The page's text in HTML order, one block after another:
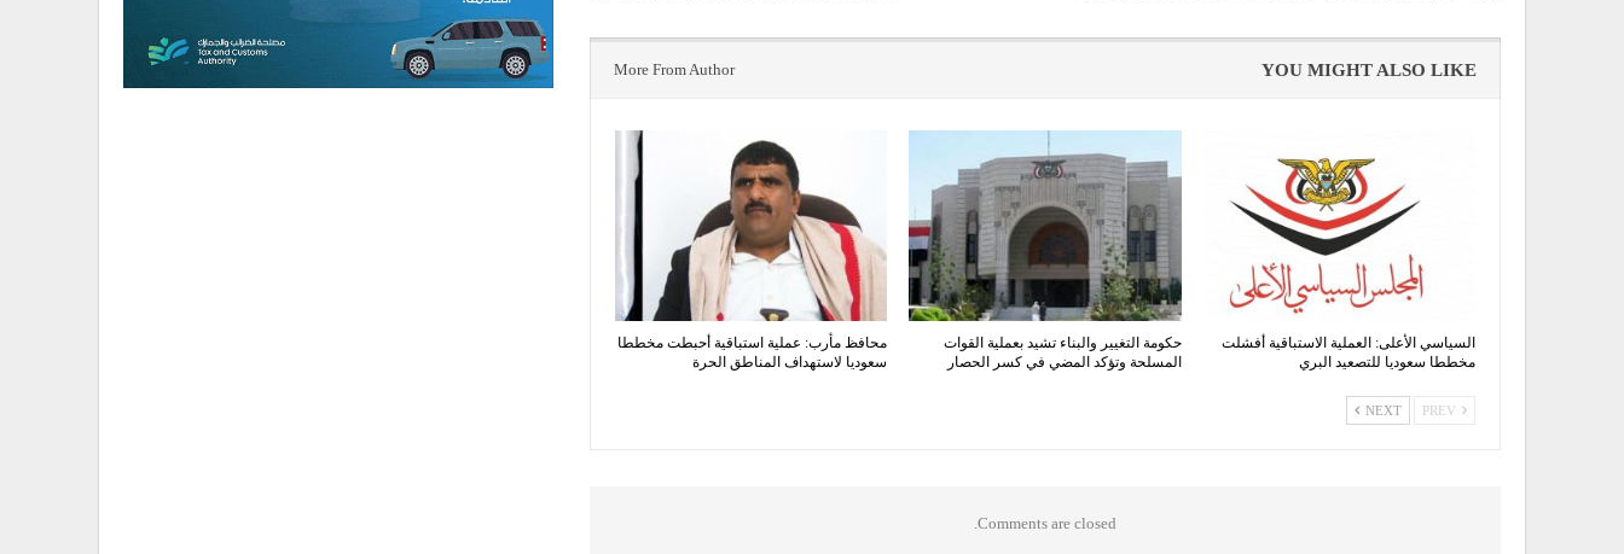
YOU MIGHT ALSO LIKE
More From Author
السياسي الأعلى: العملية الاستباقية أفشلت
مخططا سعوديا للتصعيد البري
حكومة التغيير والبناء تشيد بعملية القوات
المسلحة وتؤكد المضي في كسر الحصار
محافظ مأرب: عملية استباقية أحبطت مخططا
سعوديا لاستهداف المناطق الحرة
NEXT
Comments are closed.